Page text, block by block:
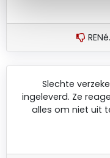
Slechte
ingeleverd. Ze
alles om niet uit